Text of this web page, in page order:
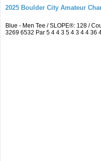
2025 Boulder City Amateur
Blue - Men Tee / SLOPE®: 128 /
3269 6532 Par 5 4 4 3 5 4 3 4 4 36